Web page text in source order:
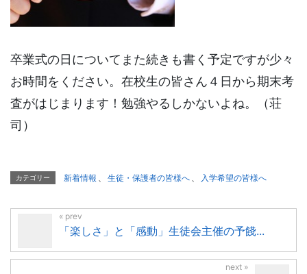
卒業式の日についてまた続きも書く予定ですが少々
お時間をください。在校生の皆さん４日から期末考
査がはじまります！勉強やるしかないよね。（荘
司）
カテゴリー 新着情報 、 生徒・保護者の皆様へ 、 入学希望の皆様へ
「楽しさ」と「感動」生徒会主催の予餞...